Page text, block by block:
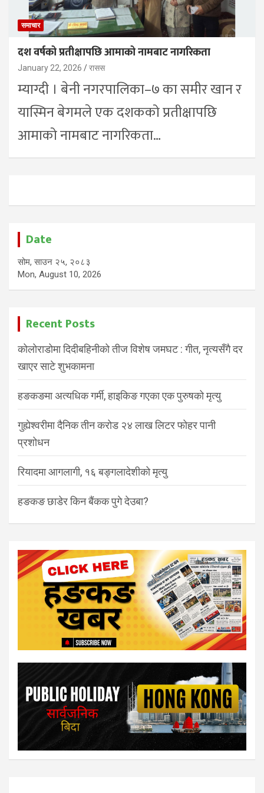
समाचार
दश वर्षको प्रतीक्षापछि आमाको नामबाट नागरिकता
January 22, 2026 रासस
म्याग्दी । बेनी नगरपालिका–७ का समीर खान र
यास्मिन बेगमले एक दशकको प्रतीक्षापछि
आमाको नामबाट नागरिकता…
Date
सोम, साउन २५, २०८३
Mon, August 10, 2026
Recent Posts
कोलोराडोमा दिदीबहिनीको तीज विशेष जमघट : गीत, नृत्यसँगै दर
खाएर साटे शुभकामना
हङकङमा अत्यधिक गर्मी, हाइकिङ गएका एक पुरुषको मृत्यु
गुह्येश्वरीमा दैनिक तीन करोड २४ लाख लिटर फोहर पानी
प्रशोधन
रियादमा आगलागी, १६ बङ्गलादेशीको मृत्यु
हङकङ छाडेर किन बैंकक पुगे देउबा?